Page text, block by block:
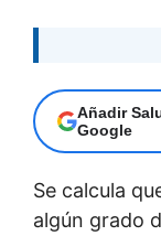
Añadir
Google
Se calcula
algún grado